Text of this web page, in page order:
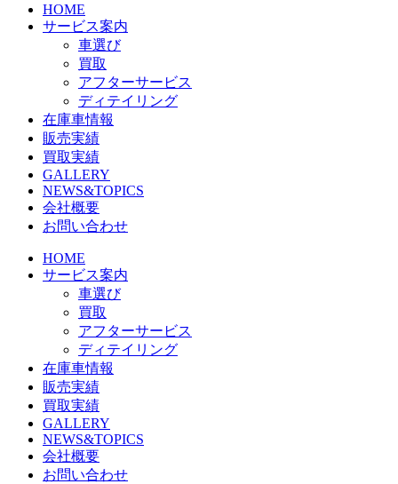
HOME
サービス案内
車選び
買取
アフターサービス
ディテイリング
在庫車情報
販売実績
買取実績
GALLERY
NEWS&TOPICS
会社概要
お問い合わせ
HOME
サービス案内
車選び
買取
アフターサービス
ディテイリング
在庫車情報
販売実績
買取実績
GALLERY
NEWS&TOPICS
会社概要
お問い合わせ